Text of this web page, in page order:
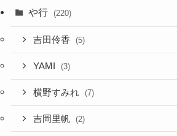
や行 (220)
吉田伶香 (5)
YAMI (3)
横野すみれ (7)
吉岡里帆 (2)